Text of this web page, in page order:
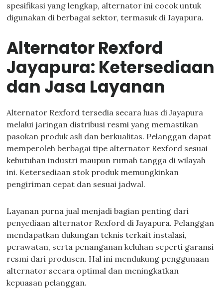
spesifikasi yang lengkap, alternator ini cocok untuk
digunakan di berbagai sektor, termasuk di Jayapura.
Alternator Rexford
Jayapura: Ketersediaan
dan Jasa Layanan
Alternator Rexford tersedia secara luas di Jayapura
melalui jaringan distribusi resmi yang memastikan
pasokan produk asli dan berkualitas. Pelanggan dapat
memperoleh berbagai tipe alternator Rexford sesuai
kebutuhan industri maupun rumah tangga di wilayah
ini. Ketersediaan stok produk memungkinkan
pengiriman cepat dan sesuai jadwal.
Layanan purna jual menjadi bagian penting dari
penyediaan alternator Rexford di Jayapura. Pelanggan
mendapatkan dukungan teknis terkait instalasi,
perawatan, serta penanganan keluhan seperti garansi
resmi dari produsen. Hal ini mendukung penggunaan
alternator secara optimal dan meningkatkan
kepuasan pelanggan.